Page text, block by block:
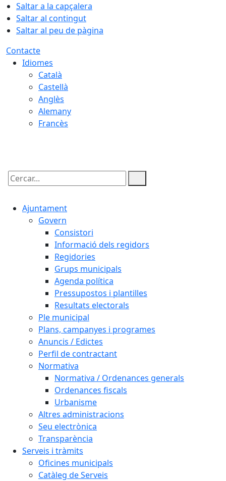
Saltar a la capçalera
Saltar al contingut
Saltar al peu de pàgina
Contacte
Idiomes
Català
Castellà
Anglès
Alemany
Francès
Cercar:
Ajuntament
Govern
Consistori
Informació dels regidors
Regidories
Grups municipals
Agenda política
Pressupostos i plantilles
Resultats electorals
Ple municipal
Plans, campanyes i programes
Anuncis / Edictes
Perfil de contractant
Normativa
Normativa / Ordenances generals
Ordenances fiscals
Urbanisme
Altres administracions
Seu electrònica
Transparència
Serveis i tràmits
Oficines municipals
Catàleg de Serveis